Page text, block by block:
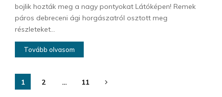
bojlik hozták meg a nagy pontyokat Látóképen! Remek
páros debreceni ági horgászatról osztott meg
részleteket...
Tovább olvasom
Bejegyzések
1 2 … 11